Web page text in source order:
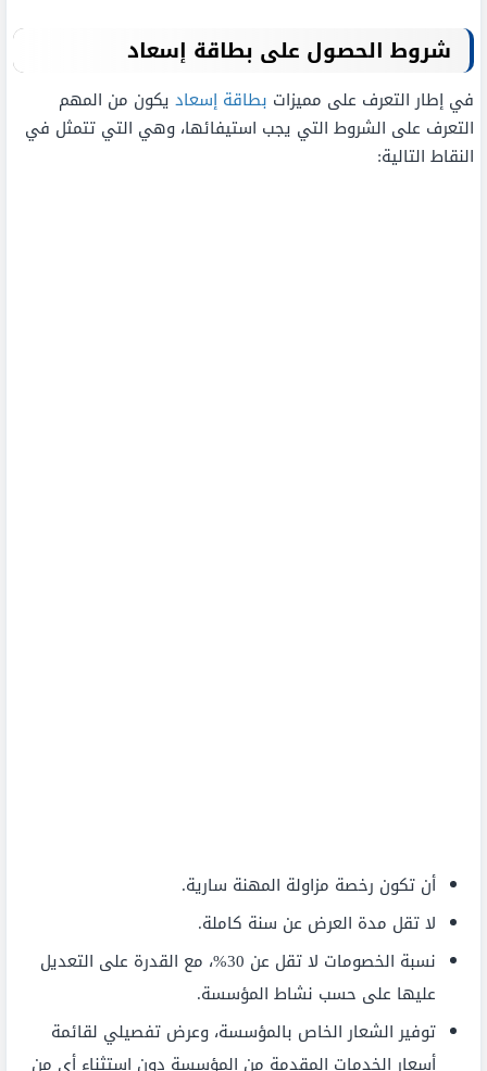
شروط الحصول على بطاقة إسعاد
في إطار التعرف على مميزات بطاقة إسعاد يكون من المهم
التعرف على الشروط التي يجب استيفائها، وهي التي تتمثل في
النقاط التالية:
أن تكون رخصة مزاولة المهنة سارية.
لا تقل مدة العرض عن سنة كاملة.
نسبة الخصومات لا تقل عن 30%، مع القدرة على التعديل
عليها على حسب نشاط المؤسسة.
توفير الشعار الخاص بالمؤسسة، وعرض تفصيلي لقائمة
أسعار الخدمات المقدمة من المؤسسة دون استثناء أي من